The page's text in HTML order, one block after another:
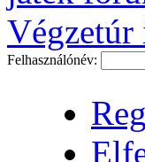
Végzetúr
Felhasználónév: